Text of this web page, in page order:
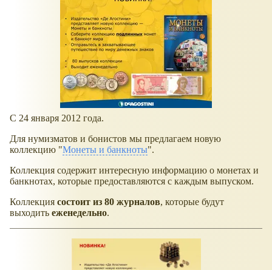
С 24 января 2012 года.
Для нумизматов и бонистов мы предлагаем новую
коллекцию "Монеты и банкноты".
Коллекция содержит интересную информацию о монетах и
банкнотах, которые предоставляются с каждым выпуском.
Коллекция состоит из 80 журналов, которые будут
выходить еженедельно.